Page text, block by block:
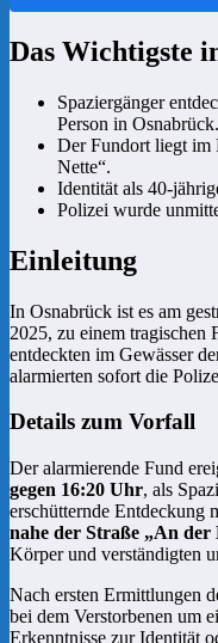
Das Wichtigste
Spaziergänger
Person in Osnabrück.
Der Fundort liegt im
Nette“.
Identität als 40-
Polizei wurde
Einleitung
In Osnabrück ist es am
2025, zu einem tragischen
entdeckten im Gewässer
alarmierten sofort die
Details zum Vorfall
Der alarmierende Fund
gegen 16:20 Uhr, als
erschütternde Entdeckung
nahe der Straße „An der
Körper und verständigten
Nach ersten Ermittlungen
bei dem Verstorbenen um
Erkenntnisse zur Identität